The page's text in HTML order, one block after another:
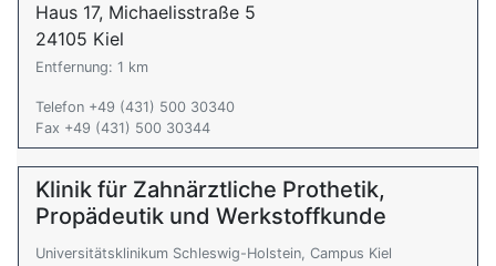
Haus 17, Michaelisstraße 5
24105 Kiel
Entfernung: 1 km
Telefon +49 (431) 500 30340
Fax +49 (431) 500 30344
Klinik für Zahnärztliche Prothetik,
Propädeutik und Werkstoffkunde
Universitätsklinikum Schleswig-Holstein, Campus Kiel